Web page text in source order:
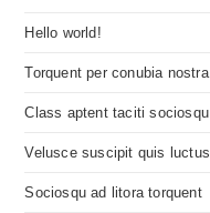
Hello world!
Torquent per conubia nostra
Class aptent taciti sociosqu
Velusce suscipit quis luctus
Sociosqu ad litora torquent